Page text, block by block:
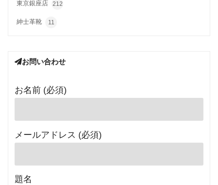
東京銀座店 212
紳士革靴 11
お問い合わせ
お名前 (必須)
メールアドレス (必須)
題名